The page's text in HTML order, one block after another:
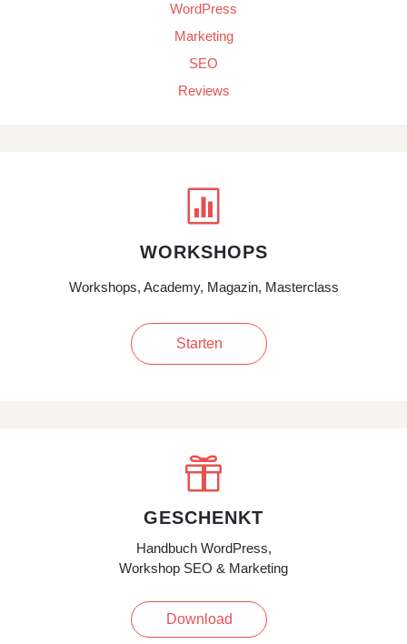
WordPress
Marketing
SEO
Reviews

WORKSHOPS
Workshops, Academy, Magazin, Masterclass
Starten

GESCHENKT
Handbuch WordPress,
Workshop SEO & Marketing
Download